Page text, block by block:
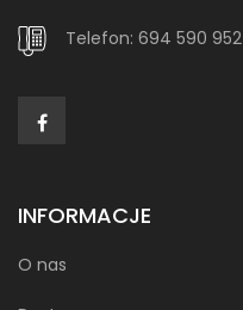
Telefon: 694 590 952
INFORMACJE
O nas